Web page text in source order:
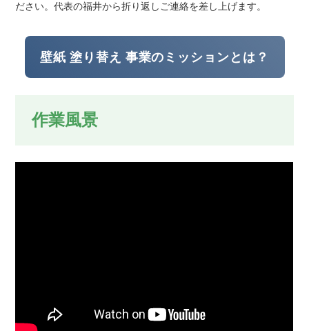
ださい。代表の福井から折り返しご連絡を差し上げます。
壁紙 塗り替え 事業のミッションとは？
作業風景